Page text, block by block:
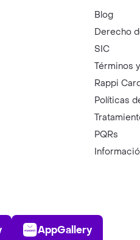
Blog
Derecho
SIC
Términos
Rappi
Políticas
PQRs
AppGallery
AppGallery